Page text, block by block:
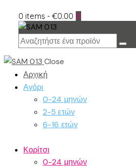
0 items -€0.00 0
Close
Αρχική
Αγόρι
0-24 μηνών
2-5 ετών
6-16 ετών
Κορίτσι
0-24 μηνών